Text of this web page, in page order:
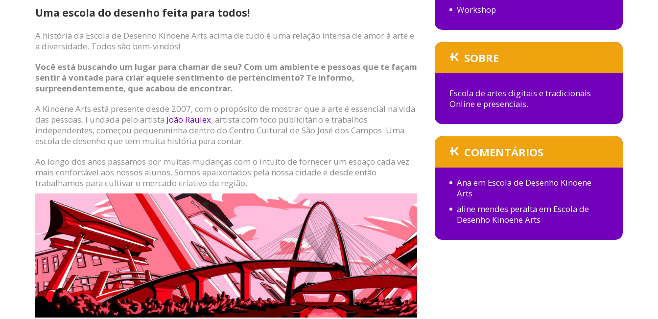
Uma escola do desenho feita para todos!
A história da Escola de Desenho Kinoene Arts acima de tudo é uma relação intensa de amor à arte e
a diversidade. Todos são bem-vindos!
Você está buscando um lugar para chamar de seu? Com um ambiente e pessoas que te façam
sentir à vontade para criar aquele sentimento de pertencimento? Te informo,
surpreendentemente, que acabou de encontrar.
A Kinoene Arts está presente desde 2007, com o propósito de mostrar que a arte é essencial na vida
das pessoas. Fundada pelo artista João Raulex, artista com foco publicitário e trabalhos
independentes, começou pequenininha dentro do Centro Cultural de São José dos Campos. Uma
escola de desenho que tem muita história para contar.
Ao longo dos anos passamos por muitas mudanças com o intuito de fornecer um espaço cada vez
mais confortável aos nossos alunos. Somos apaixonados pela nossa cidade e desde então
trabalhamos para cultivar o mercado criativo da região.
Workshop
SOBRE
Escola de artes digitais e tradicionais
Online e presenciais.
COMENTÁRIOS
Anaem Escola de Desenho Kinoene
Arts
aline mendes peraltaem Escola de
Desenho Kinoene Arts